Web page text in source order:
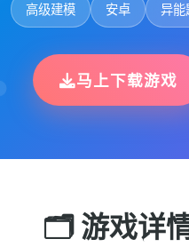
高级建模 安卓 异能
马上下载游戏
🗂️ 游戏详